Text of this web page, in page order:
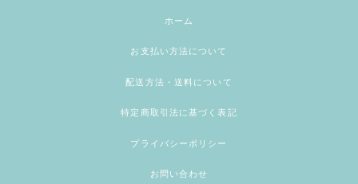
ホーム
お支払い方法について
配送方法・送料について
特定商取引法に基づく表記
プライバシーポリシー
お問い合わせ